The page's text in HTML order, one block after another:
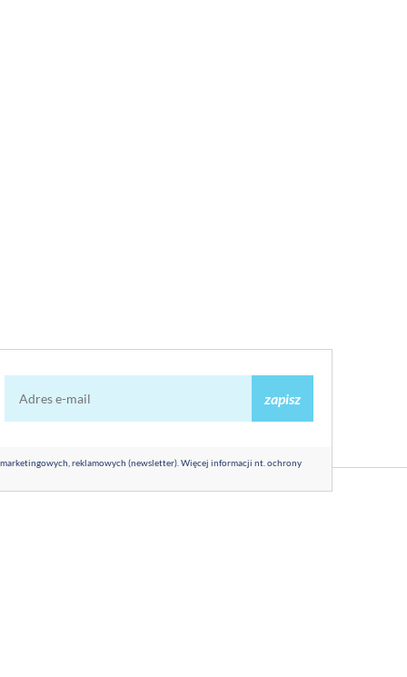
zapisz
reklamowych (newsletter). Więcej informacji nt. ochrony